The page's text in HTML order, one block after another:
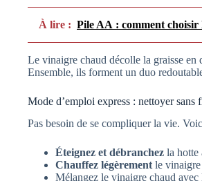
À lire : Pile AA : comment
Le vinaigre chaud décolle la graisse en
Ensemble, ils forment un duo
Mode d’emploi express : nettoyer sans
Pas besoin de se compliquer la vie.
Éteignez et débranchez la hotte
Chauffez légèrement le
Mélangez le vinaigre chaud